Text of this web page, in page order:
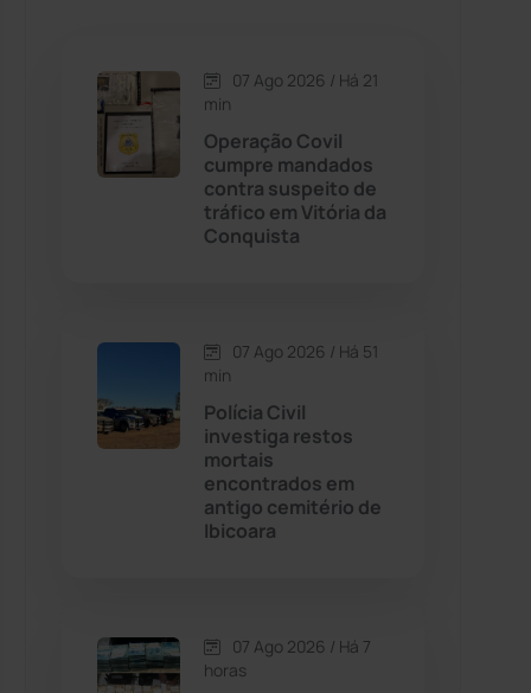
Caetité (1504)
Candiba
Cândido Sales (121)
Caturama
Chapada Diamantina
Cordeiros
07 Ago 2026 / Há 21
min
Operação Covil
cumpre mandados
contra suspeito de
tráfico em Vitória da
Conquista
07 Ago 2026 / Há 51
min
Polícia Civil
investiga restos
mortais
encontrados em
antigo cemitério de
Ibicoara
07 Ago 2026 / Há 7
horas